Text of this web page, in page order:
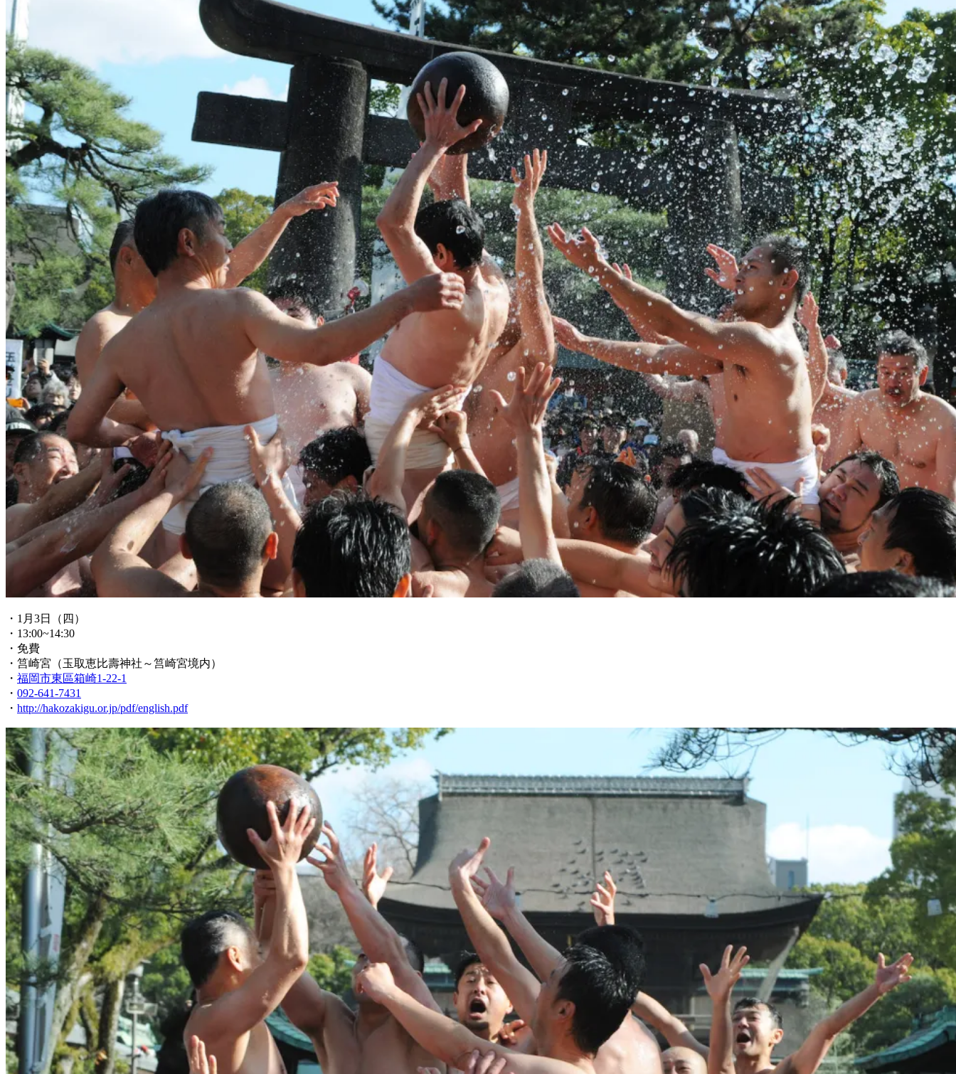
・1月3日（四）
・13:00~14:30
・免費
・筥崎宮（玉取恵比壽神社～筥崎宮境内）
・ 福岡市東區箱崎1-22-1
・ 092-641-7431
・ http://hakozakigu.or.jp/pdf/english.pdf